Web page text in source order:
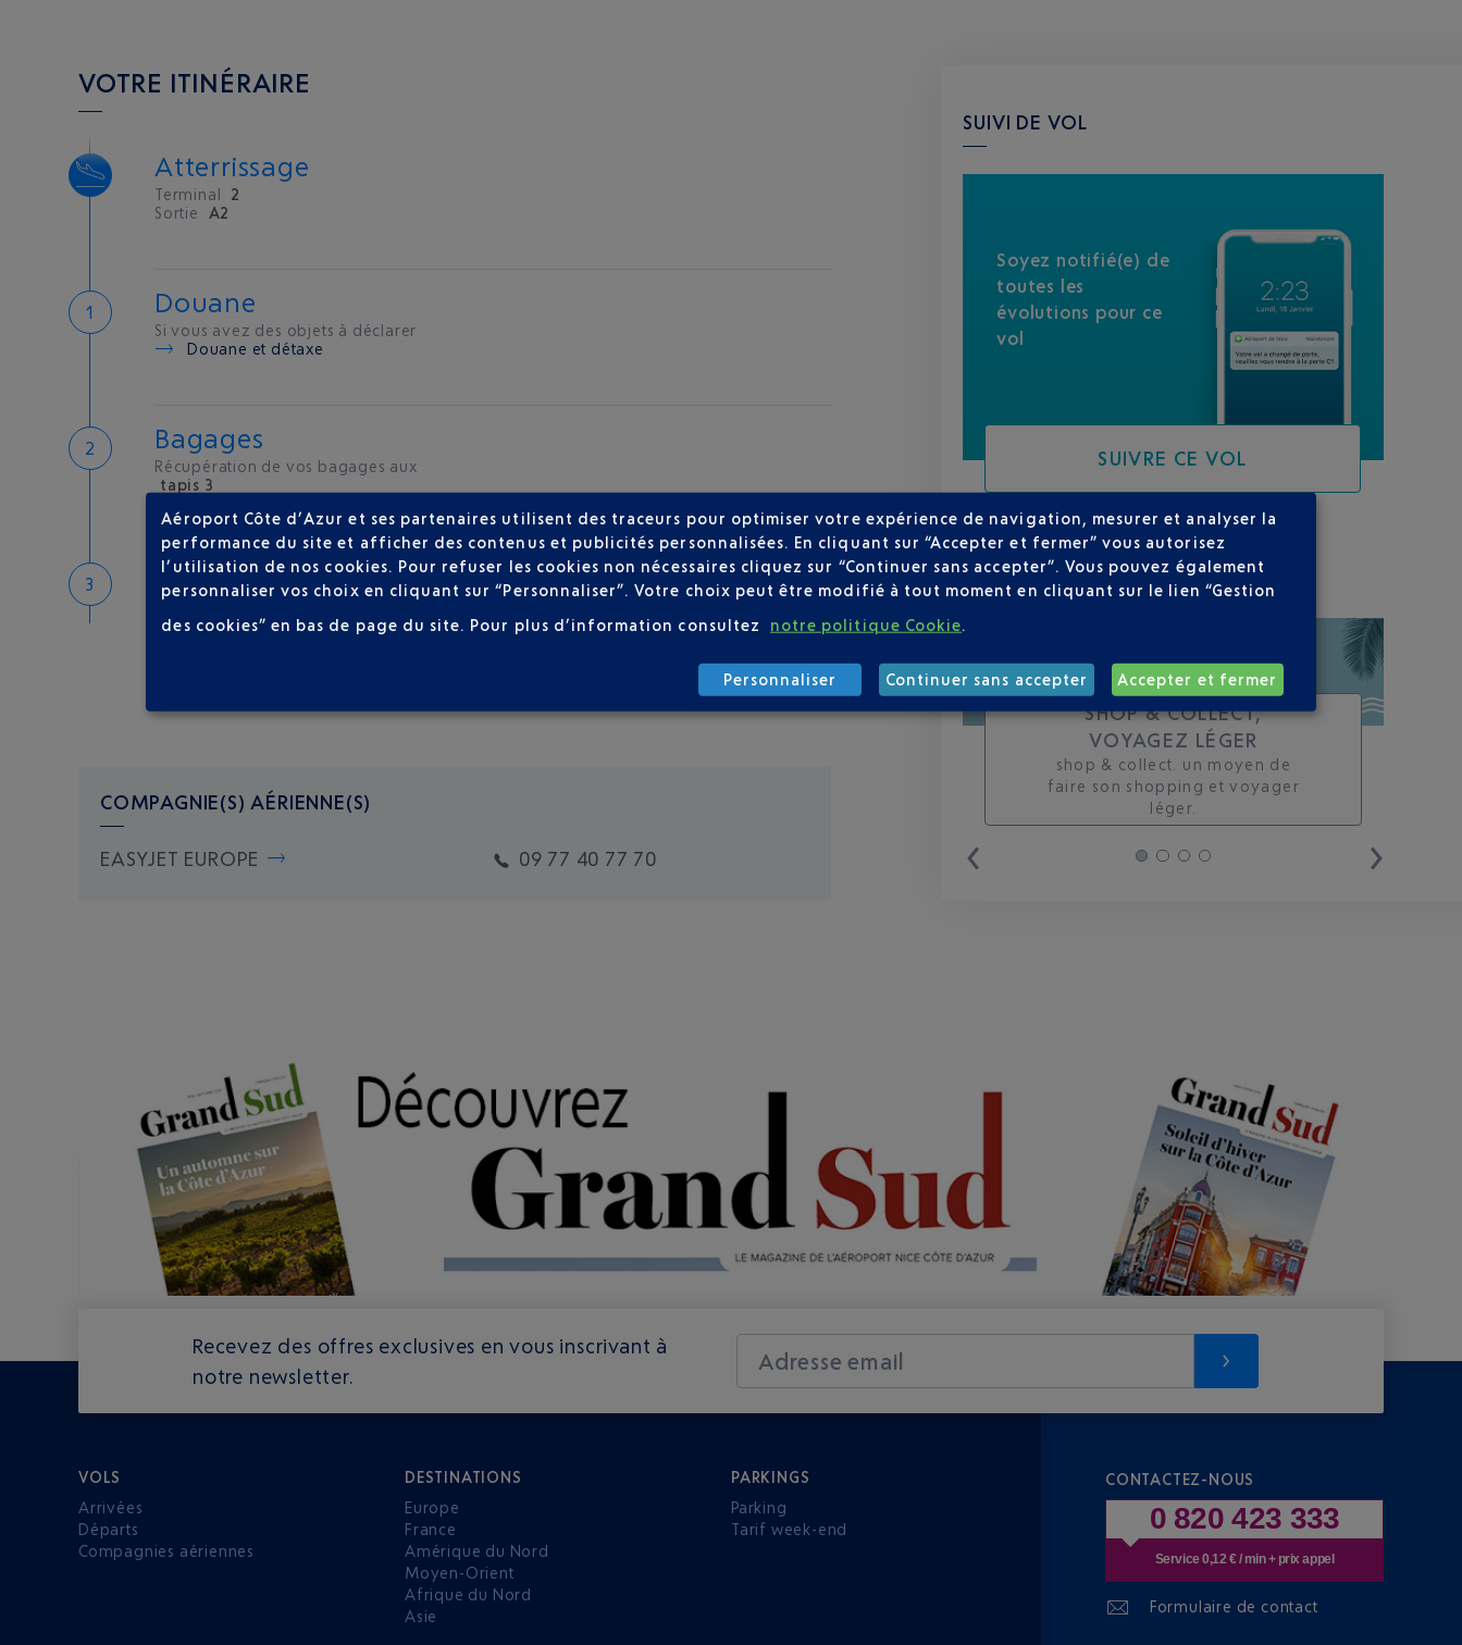
VOTRE ITINÉRAIRE
Atterrissage
Terminal
2
Sortie
A2
Douane
Si vous avez des objets à déclarer
Douane et détaxe
Bagages
Récupération de vos bagages aux
tapis 3
Bienvenue sur la Côte d'Azur
Hôtels de proximité 30 °C
COMPAGNIE(S) AÉRIENNE(S)
EASYJET EUROPE 09 77 40 77 70
SUIVI DE VOL
Soyez notifié(e) de
toutes les
évolutions pour ce
vol
SUIVRE CE VOL
SUR VOTRE PARCOURS
SHOP & COLLECT,
VOYAGEZ LÉGER
shop & collect. un moyen de
faire son shopping et voyager
léger.
Recevez des offres exclusives en vous inscrivant à
notre newsletter.
Adresse email
VOLS
Arrivées
Départs
Compagnies aériennes
DESTINATIONS
Europe
France
Amérique du Nord
Moyen-Orient
Afrique du Nord
Asie
PARKINGS
Parking
Tarif week-end
CONTACTEZ-NOUS
0 820 423 333
Service 0,12 € / min + prix appel
Formulaire de contact
Aéroport Côte d’Azur et ses partenaires utilisent des traceurs pour optimiser votre expérience de navigation, mesurer et analyser la
performance du site et afficher des contenus et publicités personnalisées. En cliquant sur “Accepter et fermer” vous autorisez
l’utilisation de nos cookies. Pour refuser les cookies non nécessaires cliquez sur “Continuer sans accepter”. Vous pouvez également
personnaliser vos choix en cliquant sur “Personnaliser”. Votre choix peut être modifié à tout moment en cliquant sur le lien “Gestion
des cookies” en bas de page du site. Pour plus d’information consultez notre politique Cookie
Personnaliser Continuer sans accepter Accepter et fermer